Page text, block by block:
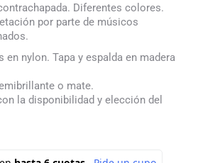
Diferentes colores.
por parte de músicos
en nylon. Tapa y espalda en madera
o mate.
la disponibilidad y elección del